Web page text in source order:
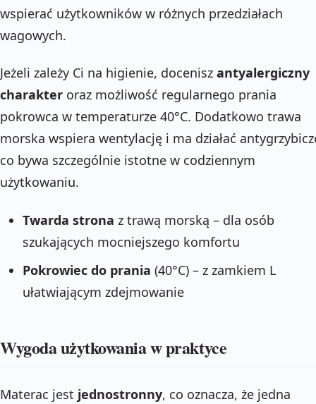
wspierać użytkowników w różnych przedziałach
wagowych.
Jeżeli zależy Ci na higienie, docenisz antyalergiczny
charakter oraz możliwość regularnego prania
pokrowca w temperaturze 40°C. Dodatkowo trawa
morska wspiera wentylację i ma działać
co bywa szczególnie istotne w codziennym
użytkowaniu.
Twarda strona z trawą morską – dla osób
szukających mocniejszego komfortu
Pokrowiec do prania (40°C) – z zamkiem L
ułatwiającym zdejmowanie
Wygoda użytkowania w praktyce
Materac jest jednostronny, co oznacza, że jedna